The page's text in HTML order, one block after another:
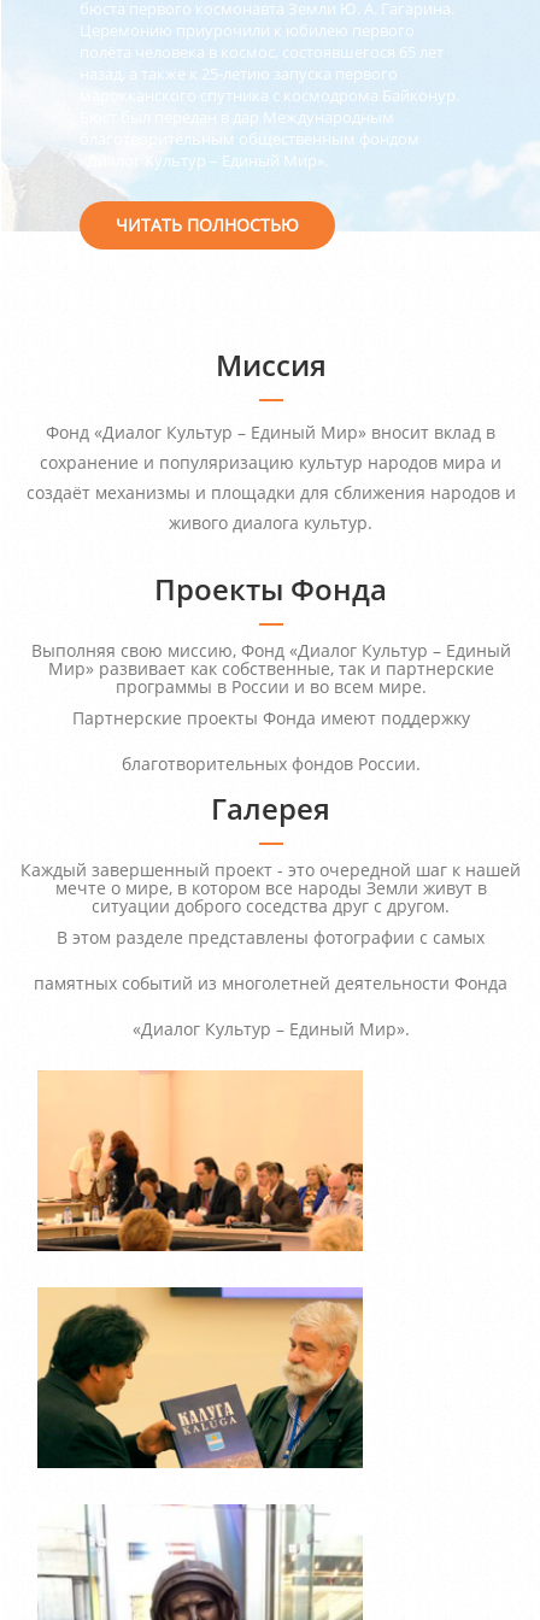
бюста первого космонавта Земли Ю. А. Гагарина.
Церемонию приурочили к юбилею первого
полёта человека в космос, состоявшегося 65 лет
назад, а также к 25-летию запуска первого
марокканского спутника с космодрома Байконур.
Бюст был передан в дар Международным
благотворительным общественным фондом
«Диалог Культур – Единый Мир».
ЧИТАТЬ ПОЛНОСТЬЮ
Миссия
Фонд «Диалог Культур – Единый Мир» вносит вклад в
сохранение и популяризацию культур народов мира и
создаёт механизмы и площадки для сближения народов и
живого диалога культур.
Проекты Фонда
Выполняя свою миссию, Фонд «Диалог Культур – Единый
Мир» развивает как собственные, так и партнерские
программы в России и во всем мире.
Партнерские проекты Фонда имеют поддержку
благотворительных фондов России.
Галерея
Каждый завершенный проект - это очередной шаг к нашей
мечте о мире, в котором все народы Земли живут в
ситуации доброго соседства друг с другом.
В этом разделе представлены фотографии с самых
памятных событий из многолетней деятельности Фонда
«Диалог Культур – Единый Мир».